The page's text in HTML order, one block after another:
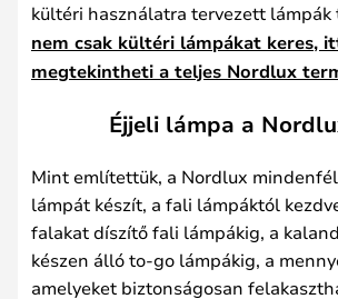
kültéri használatra tervezett lámpák
nem csak kültéri lámpákat keres,
megtekintheti a teljes Nordlux
Éjjeli lámpa a
Mint említettük, a Nordlux
lámpát készít, a fali lámpáktól
falakat díszítő fali lámpákig, a
készen álló to-go lámpákig, a
amelyeket biztonságosan